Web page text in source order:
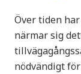
Över tiden
närmar sig
nödvändigt